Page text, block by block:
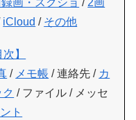
iCloud / その他
次】
/ メモ帳 / 連絡先 / カ
ク / ファイル / メッセ
ト